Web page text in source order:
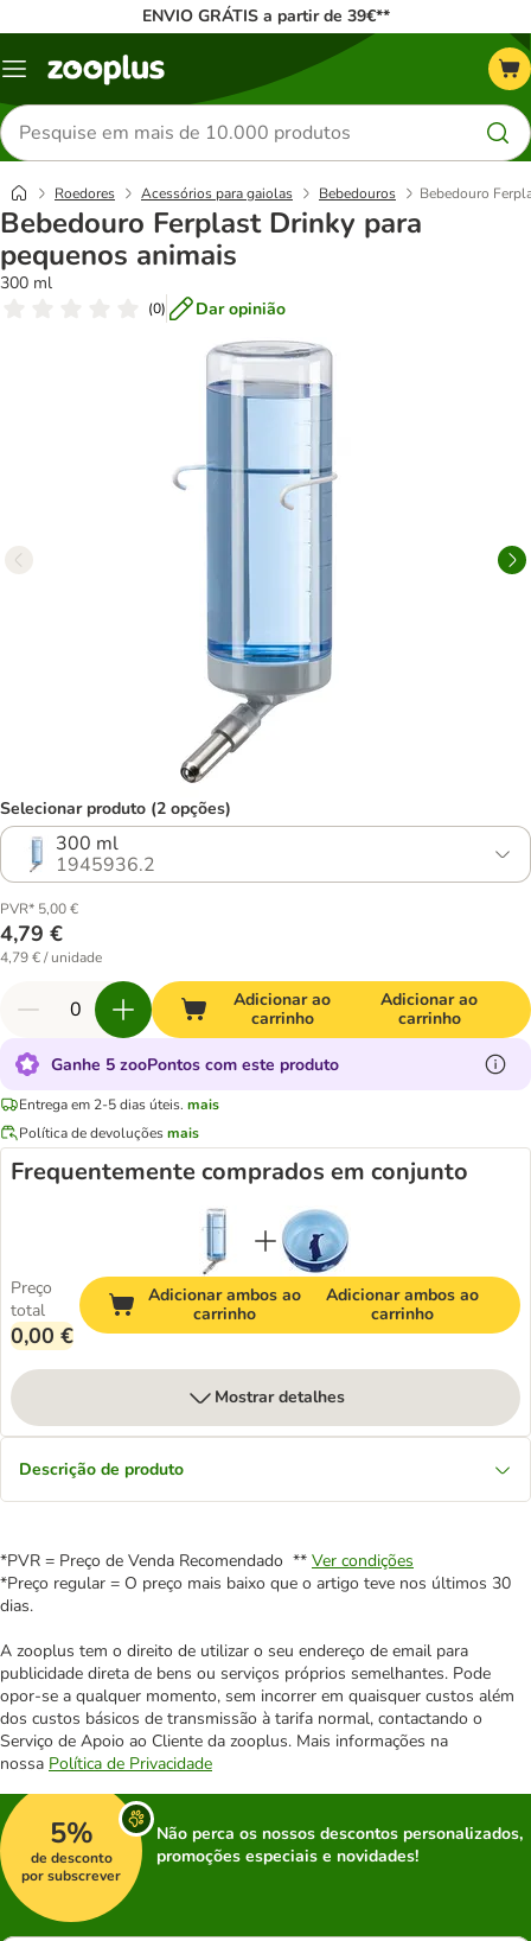
ENVIO GRÁTIS a partir de 39€**
Menu
Pesquisar
produtos
Roedores Acessórios para gaiolas Bebedouros Bebedouro
Bebedouro Ferplast Drinky para
pequenos animais
300 ml
(0) Dar opinião
Selecionar produto (2 opções)
300 ml
1945936.2
PVR* 5,00 €
4,79 €
4,79 € / unidade
Adicionar ao
carrinho
Adicionar ao
carrinho
Ganhe 5 zooPontos com este produto
Entrega em 2-5 dias úteis. mais
Política de devoluçõesmais
Frequentemente comprados em conjunto
Preço
total
0,00 €
Adicionar ambos ao
carrinho
Adicionar ambos ao
carrinho
Mostrar detalhes
Descrição de produto
*PVR = Preço de Venda Recomendado ** Ver condições
*Preço regular = O preço mais baixo que o artigo teve nos últimos 30
dias.
A zooplus tem o direito de utilizar o seu endereço de email para
publicidade direta de bens ou serviços próprios semelhantes. Pode
opor-se a qualquer momento, sem incorrer em quaisquer custos além
dos custos básicos de transmissão à tarifa normal, contactando o
Serviço de Apoio ao Cliente da zooplus. Mais informações na
nossa Política de Privacidade
5%
de desconto
por subscrever
Não perca os nossos descontos personalizados,
promoções especiais e novidades!